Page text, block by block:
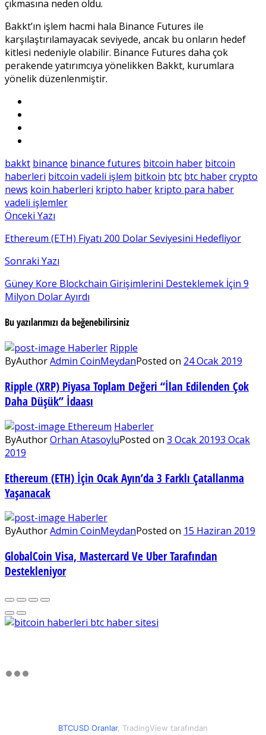
çıkmasına neden oldu.
Bakkt’ın işlem hacmi hala Binance Futures ile
karşılaştırılamayacak seviyede, ancak bu onların hedef
kitlesi nedeniyle olabilir. Binance Futures daha çok
perakende yatırımcıya yönelikken Bakkt, kurumlara
yönelik düzenlenmiştir.
bakkt binance binance futures bitcoin haber bitcoin
haberleri bitcoin vadeli işlem bitkoin btc btc habercrypto
news koin haberleri kripto haber kripto para haber
vadeli işlemler
Önceki Yazı
Ethereum (ETH) Fiyatı 200 Dolar Seviyesini Hedefliyor
Sonraki Yazı
Güney Kore Blockchain Girişimlerini Desteklemek İçin 9
Milyon Dolar Ayırdı
Bu yazılarımızı da beğenebilirsiniz
Haberler Ripple
ByAuthorAdmin CoinMeydanPosted on 24 Ocak 2019
Ripple (XRP) Piyasa Toplam Değeri “İlan Edilenden Çok
Daha Düşük” İdaası
Ethereum Haberler
ByAuthorOrhan AtasoyluPosted on 3 Ocak 20193 Ocak
2019
Ethereum (ETH) İçin Ocak Ayın’da 3 Farklı Çatallanma
Yaşanacak
Haberler
ByAuthorAdmin CoinMeydanPosted on 15 Haziran 2019
GlobalCoin Visa, Mastercard Ve Uber Tarafından
Destekleniyor
BTCUSD Oranlar, TradingView tarafından